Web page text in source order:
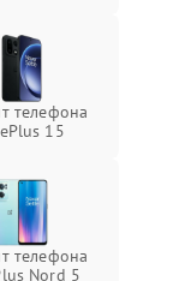
телефона
15
телефона
Nord 5